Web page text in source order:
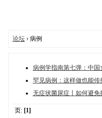
论坛› 病例
病例学指南第七弹：中国
罕见病例：这样做也能传
无症状菌尿症丨如何避免
页: [1]